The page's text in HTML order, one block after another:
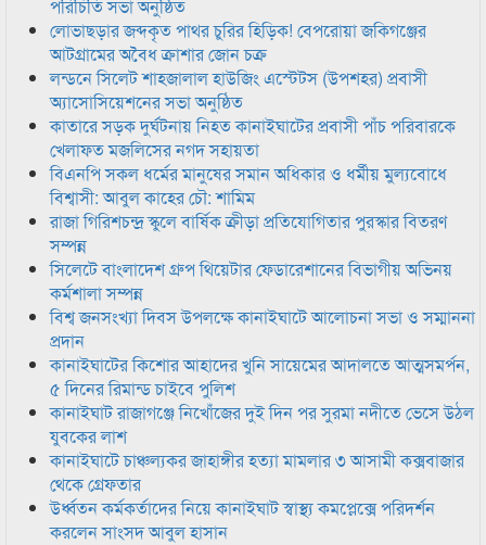
পরিচিতি সভা অনুষ্ঠিত
লোভাছড়ার জব্দকৃত পাথর চুরির হিড়িক! বেপরোয়া জকিগঞ্জের
আটগ্রামের অবৈধ ক্রাশার জোন চক্র
লন্ডনে সিলেট শাহজালাল হাউজিং এস্টেটস (উপশহর) প্রবাসী
অ্যাসোসিয়েশনের সভা অনুষ্ঠিত
কাতারে সড়ক দুর্ঘটনায় নিহত কানাইঘাটের প্রবাসী পাঁচ পরিবারকে
খেলাফত মজলিসের নগদ সহায়তা
বিএনপি সকল ধর্মের মানুষের সমান অধিকার ও ধর্মীয় মুল্যবোধে
বিশ্বাসী: আবুল কাহের চৌ: শামিম
রাজা গিরিশচন্দ্র স্কুলে বার্ষিক ক্রীড়া প্রতিযোগিতার পুরস্কার বিতরণ
সম্পন্ন
সিলেটে বাংলাদেশ গ্রুপ থিয়েটার ফেডারেশানের বিভাগীয় অভিনয়
কর্মশালা সম্পন্ন
বিশ্ব জনসংখ্যা দিবস উপলক্ষে কানাইঘাটে আলোচনা সভা ও সম্মাননা
প্রদান
কানাইঘাটের কিশোর আহাদের খুনি সায়েমের আদালতে আত্মসমর্পন,
৫ দিনের রিমান্ড চাইবে পুলিশ
কানাইঘাট রাজাগঞ্জে নিখোঁজের দুই দিন পর সুরমা নদীতে ভেসে উঠল
যুবকের লাশ
কানাইঘাটে চাঞ্চল্যকর জাহাঙ্গীর হত্যা মামলার ৩ আসামী কক্সবাজার
থেকে গ্রেফতার
উর্ধ্বতন কর্মকর্তাদের নিয়ে কানাইঘাট স্বাস্থ্য কমপ্লেক্সে পরিদর্শন
করলেন সাংসদ আবুল হাসান